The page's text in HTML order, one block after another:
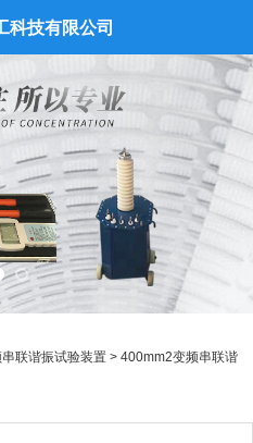
科技有限公司
联谐振试验装置 > 400mm2变频串联谐